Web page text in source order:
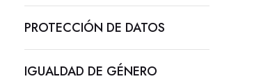
PROTECCIÓN DE DATOS
IGUALDAD DE GÉNERO